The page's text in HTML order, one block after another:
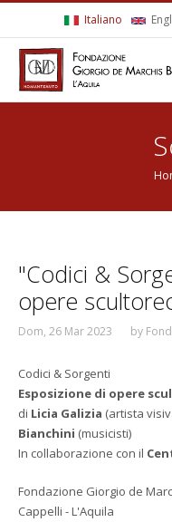
Italiano
"Codici &
opere
Dom, 26 Mar 2023 by
Codici & Sorgenti
Esposizione di opere
di Licia Galizia (artista
Bianchini (musicisti)
In collaborazione con il
Fondazione Giorgio de
Cappelli - L'Aquila